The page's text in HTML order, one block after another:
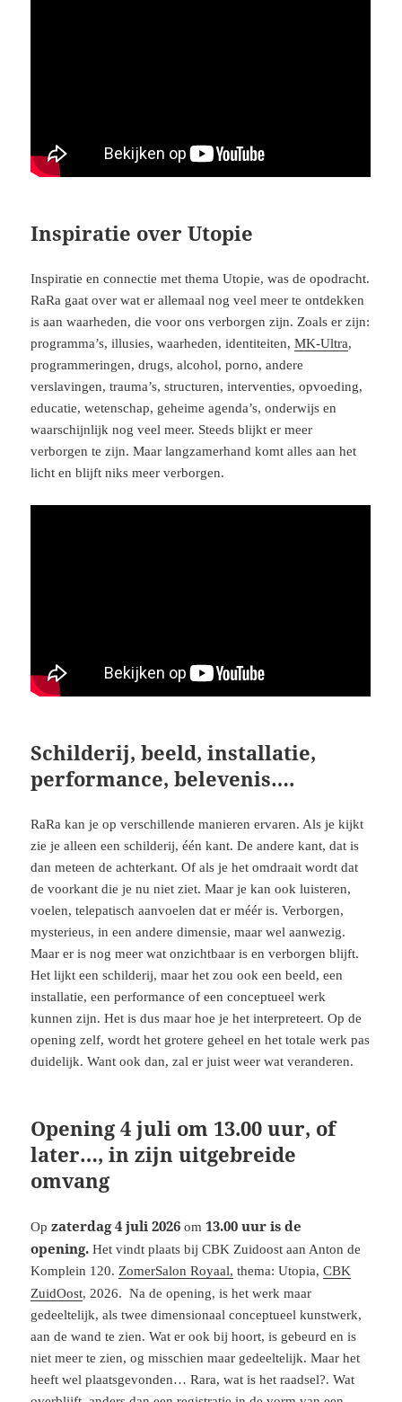
Inspiratie over Utopie
Inspiratie en connectie met thema Utopie, was de opodracht.
RaRa gaat over wat er allemaal nog veel meer te ontdekken
is aan waarheden, die voor ons verborgen zijn. Zoals er zijn:
programma’s, illusies, waarheden, identiteiten,MK-Ultra,
programmeringen, drugs, alcohol, porno, andere
verslavingen, trauma’s, structuren, interventies, opvoeding,
educatie, wetenschap, geheime agenda’s, onderwijs en
waarschijnlijk nog veel meer. Steeds blijkt er meer
verborgen te zijn. Maar langzamerhand komt alles aan het
licht en blijft niks meer verborgen.
Schilderij, beeld, installatie,
performance, belevenis….
RaRa kan je op verschillende manieren ervaren. Als je kijkt
zie je alleen een schilderij, één kant. De andere kant, dat is
dan meteen de achterkant. Of als je het omdraait wordt dat
de voorkant die je nu niet ziet. Maar je kan ook luisteren,
voelen, telepatisch aanvoelen dat er méér is. Verborgen,
mysterieus, in een andere dimensie, maar wel aanwezig.
Maar er is nog meer wat onzichtbaar is en verborgen blijft.
Het lijkt een schilderij, maar het zou ook een beeld, een
installatie, een performance of een conceptueel werk
kunnen zijn. Het is dus maar hoe je het interpreteert. Op de
opening zelf, wordt het grotere geheel en het totale werk pas
duidelijk. Want ook dan, zal er juist weer wat veranderen.
Opening 4 juli om 13.00 uur, of
later…, in zijn uitgebreide
omvang
Opzaterdag 4 juli 2026om 13.00 uur is de
opening.Het vindt plaats bij CBK Zuidoost aan Anton de
Komplein 120. ZomerSalon Royaal, thema: Utopia,CBK
ZuidOost, 2026. Na de opening, is het werk maar
gedeeltelijk, als twee dimensionaal conceptueel kunstwerk,
aan de wand te zien. Wat er ook bij hoort, is gebeurd en is
niet meer te zien, og misschien maar gedeeltelijk. Maar het
heeft wel plaatsgevonden… Rara, wat is het raadsel?. Wat